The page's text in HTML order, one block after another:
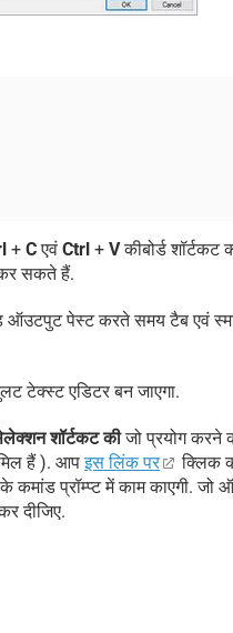
+ Cएवं Ctrl + Vकीबोर्ड शॉर्टकट
सकते हैं.
ऑउटपुट पेस्ट करते समय टैब एवं
टेक्स्ट एडिटर बन जाएगा.
शॉर्टकट कीजो प्रयोग करने
हैं ). आपइस लिंक पर
क्लिक
कमांड प्रॉम्प्ट में काम काएगी. जो
दीजिए.